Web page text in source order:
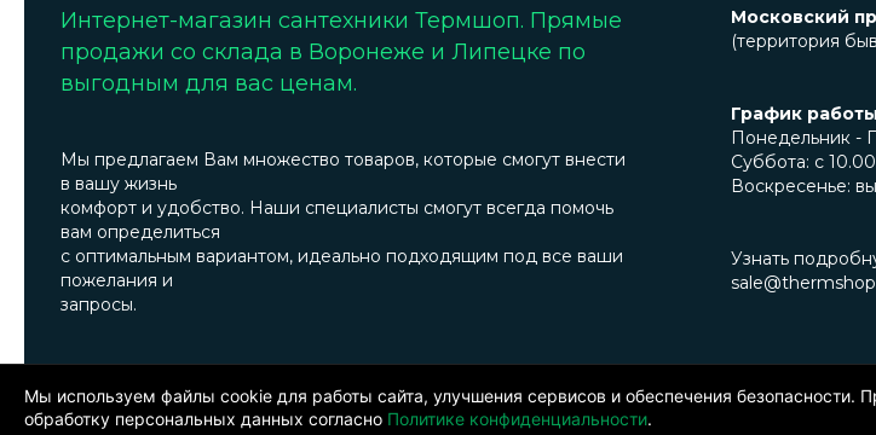
Интернет-магазин сантехники Термшоп. Прямые
продажи со склада в Воронеже и Липецке по
выгодным для вас ценам.
Мы предлагаем Вам множество товаров, которые смогут внести
в вашу жизнь
комфорт и удобство. Наши специалисты смогут всегда помочь
вам определиться
с оптимальным вариантом, идеально подходящим под все ваши
пожелания и
запросы.
Московский
(территория
График
Понедельник -
Суббота: с
Воскресенье:
Узнать
менеджера по телефону: +7 473 300-31-39.Производитель представленной продукции оставляет за
Мы используем файлы cookie для работы сайта, улучшения сервисов и обеспечения безопасности.
обработку персональных данных согласно Политике конфиденциальности.